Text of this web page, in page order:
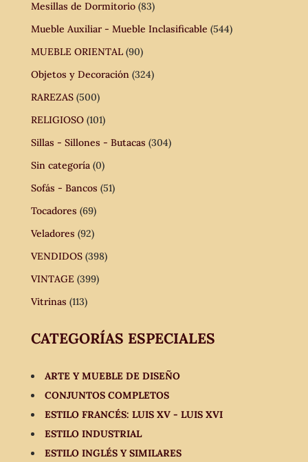
Mesillas de Dormitorio (83)
Mueble Auxiliar - Mueble Inclasificable (544)
MUEBLE ORIENTAL (90)
Objetos y Decoración (324)
RAREZAS (500)
RELIGIOSO (101)
Sillas - Sillones - Butacas (304)
Sin categoría (0)
Sofás - Bancos (51)
Tocadores (69)
Veladores (92)
VENDIDOS (398)
VINTAGE (399)
Vitrinas (113)
CATEGORÍAS ESPECIALES
ARTE Y MUEBLE DE DISEÑO
CONJUNTOS COMPLETOS
ESTILO FRANCÉS: LUIS XV - LUIS XVI
ESTILO INDUSTRIAL
ESTILO INGLÉS Y SIMILARES